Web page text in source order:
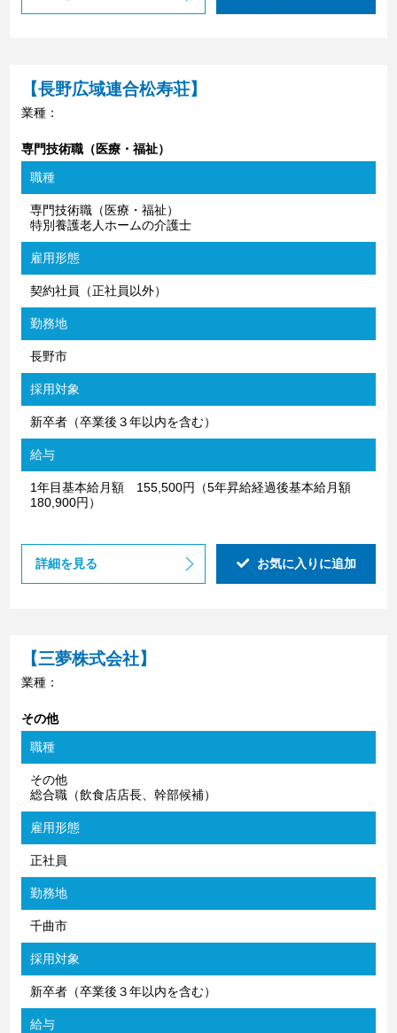
【長野広域連合松寿荘】
業種：
専門技術職（医療・福祉）
職種
専門技術職（医療・福祉）
特別養護老人ホームの介護士
雇用形態
契約社員（正社員以外）
勤務地
長野市
採用対象
新卒者（卒業後３年以内を含む）
給与
1年目基本給月額 155,500円（5年昇給経過後基本給月額
180,900円）
詳細を見る お気に入りに追加
【三夢株式会社】
業種：
その他
職種
その他
総合職（飲食店店長、幹部候補）
雇用形態
正社員
勤務地
千曲市
採用対象
新卒者（卒業後３年以内を含む）
給与